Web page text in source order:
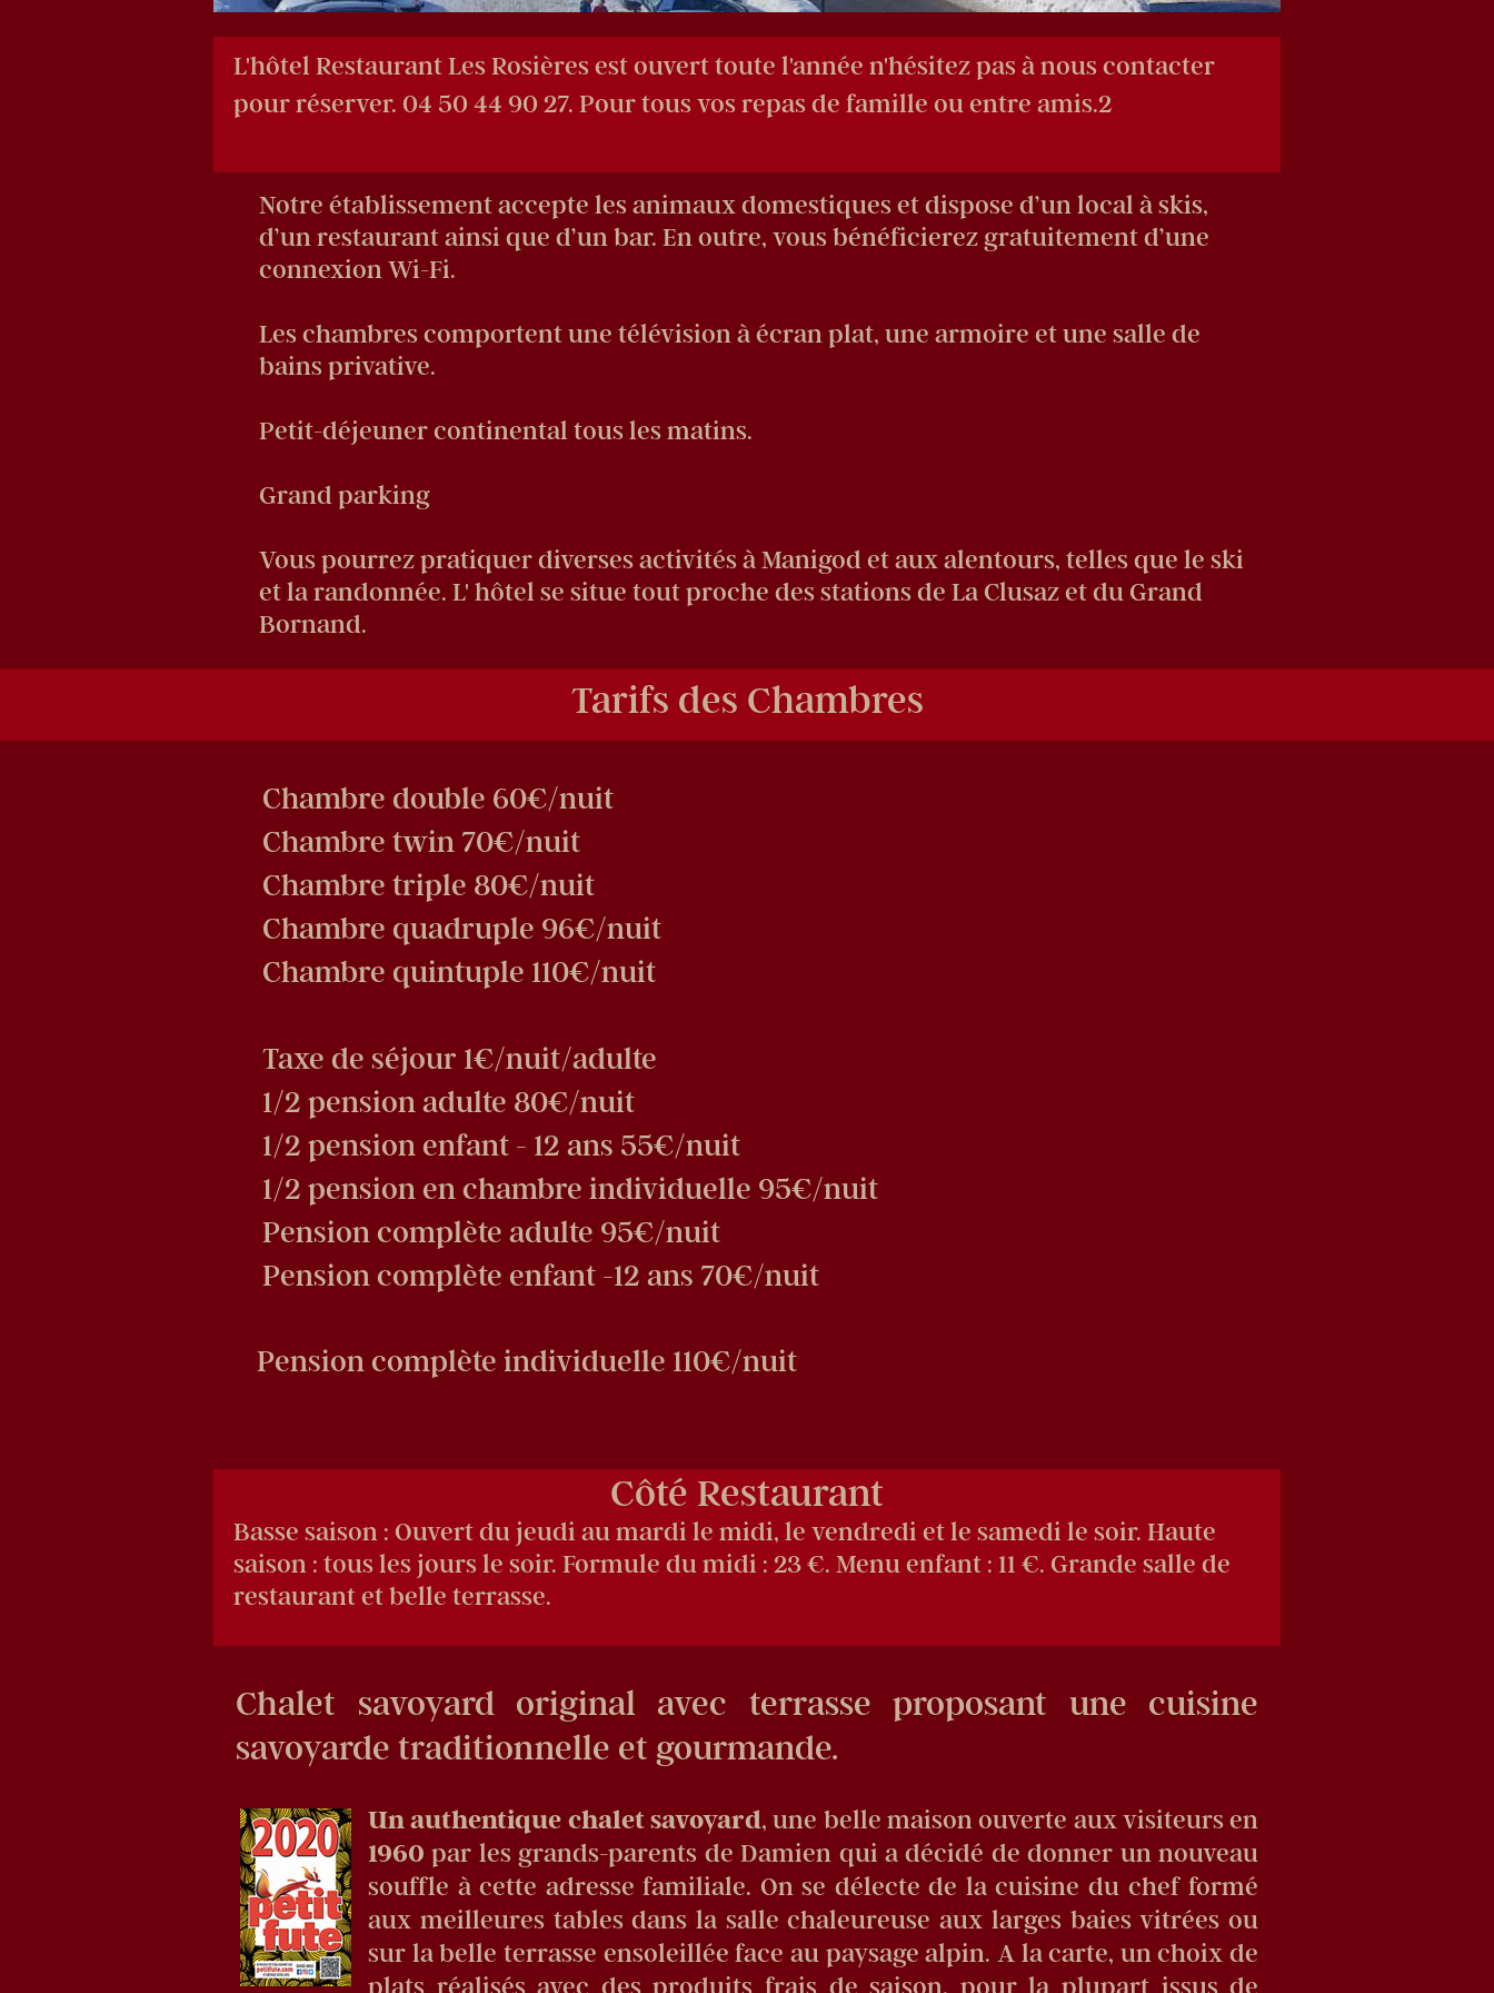
L'hôtel Restaurant Les Rosières est ouvert toute l'année n'hésitez pas à nous contacter
pour réserver. 04 50 44 90 27. Pour tous vos repas de famille ou entre amis.2
Notre établissement accepte les animaux domestiques et dispose d’un local à skis,
d’un restaurant ainsi que d’un bar. En outre, vous bénéficierez gratuitement d’une
connexion Wi-Fi.
Les chambres comportent une télévision à écran plat, une armoire et une salle de
bains privative.
Petit-déjeuner continental tous les matins.
Grand parking
Vous pourrez pratiquer diverses activités à Manigod et aux alentours, telles que le ski
et la randonnée. L' hôtel se situe tout proche des stations de La Clusaz et du Grand
Bornand.
Tarifs des Chambres
Chambre double 60€/nuit
Chambre twin 70€/nuit
Chambre triple 80€/nuit
Chambre quadruple 96€/nuit
Chambre quintuple 110€/nuit
Taxe de séjour 1€/nuit/adulte
1/2 pension adulte 80€/nuit
1/2 pension enfant - 12 ans 55€/nuit
1/2 pension en chambre individuelle 95€/nuit
Pension complète adulte 95€/nuit
Pension complète enfant -12 ans 70€/nuit
Pension complète individuelle 110€/nuit
Côté Restaurant
Basse saison : Ouvert du jeudi au mardi le midi, le vendredi et le samedi le soir. Haute
saison : tous les jours le soir. Formule du midi : 23 €. Menu enfant : 11 €. Grande salle de
restaurant et belle terrasse.
Chalet savoyard original avec terrasse proposant une cuisine
savoyarde traditionnelle et gourmande.
Un authentique chalet savoyard, une belle maison ouverte aux visiteurs en
1960 par les grands-parents de Damien qui a décidé de donner un nouveau
souffle à cette adresse familiale. On se délecte de la cuisine du chef formé
aux meilleures tables dans la salle chaleureuse aux larges baies vitrées ou
sur la belle terrasse ensoleillée face au paysage alpin. A la carte, un choix de